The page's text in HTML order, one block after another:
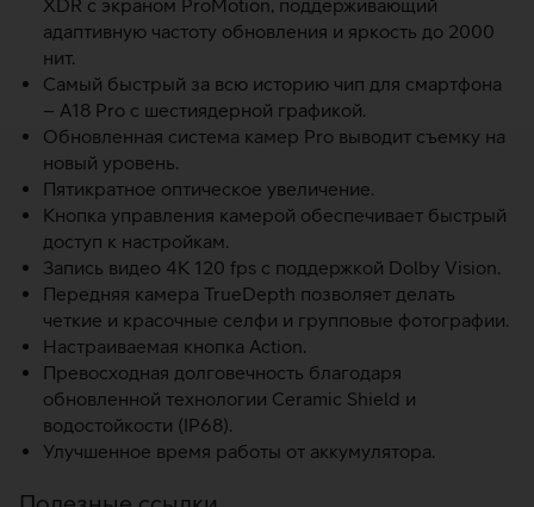
XDR с экраном ProMotion, поддерживающий
адаптивную частоту обновления и яркость до 2000
нит.
Самый быстрый за всю историю чип для смартфона
– A18 Pro с шестиядерной графикой.
Обновленная система камер Pro выводит съемку на
новый уровень.
Пятикратное оптическое увеличение.
Кнопка управления камерой обеспечивает быстрый
доступ к настройкам.
Запись видео 4K 120 fps с поддержкой Dolby Vision.
Передняя камера TrueDepth позволяет делать
четкие и красочные селфи и групповые фотографии.
Настраиваемая кнопка Action.
Превосходная долговечность благодаря
обновленной технологии Ceramic Shield и
водостойкости (IP68).
Улучшенное время работы от аккумулятора.